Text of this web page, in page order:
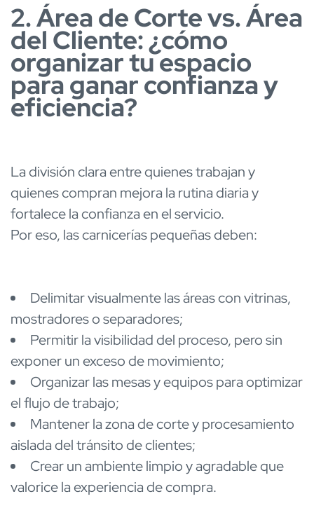
2. Área de Corte vs. Área
del Cliente: ¿cómo
organizar tu espacio
para ganar confianza y
eficiencia?
La división clara entre quienes trabajan y
quienes compran mejora la rutina diaria y
fortalece la confianza en el servicio.
Por eso, las carnicerías pequeñas deben:
Delimitar visualmente las áreas con vitrinas,
mostradores o separadores;
Permitir la visibilidad del proceso, pero sin
exponer un exceso de movimiento;
Organizar las mesas y equipos para optimizar
el flujo de trabajo;
Mantener la zona de corte y procesamiento
aislada del tránsito de clientes;
Crear un ambiente limpio y agradable que
valorice la experiencia de compra.